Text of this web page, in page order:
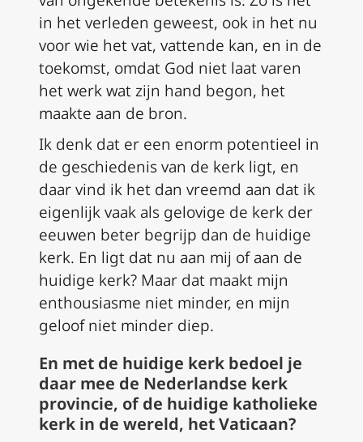
in het verleden geweest, ook in het nu
voor wie het vat, vattende kan, en in de
toekomst, omdat God niet laat varen
het werk wat zijn hand begon, het
maakte aan de bron.
Ik denk dat er een enorm potentieel in
de geschiedenis van de kerk ligt, en
daar vind ik het dan vreemd aan dat ik
eigenlijk vaak als gelovige de kerk der
eeuwen beter begrijp dan de huidige
kerk. En ligt dat nu aan mij of aan de
huidige kerk? Maar dat maakt mijn
enthousiasme niet minder, en mijn
geloof niet minder diep.
En met de huidige kerk bedoel je
daar mee de Nederlandse kerk
provincie, of de huidige katholieke
kerk in de wereld, het Vaticaan?